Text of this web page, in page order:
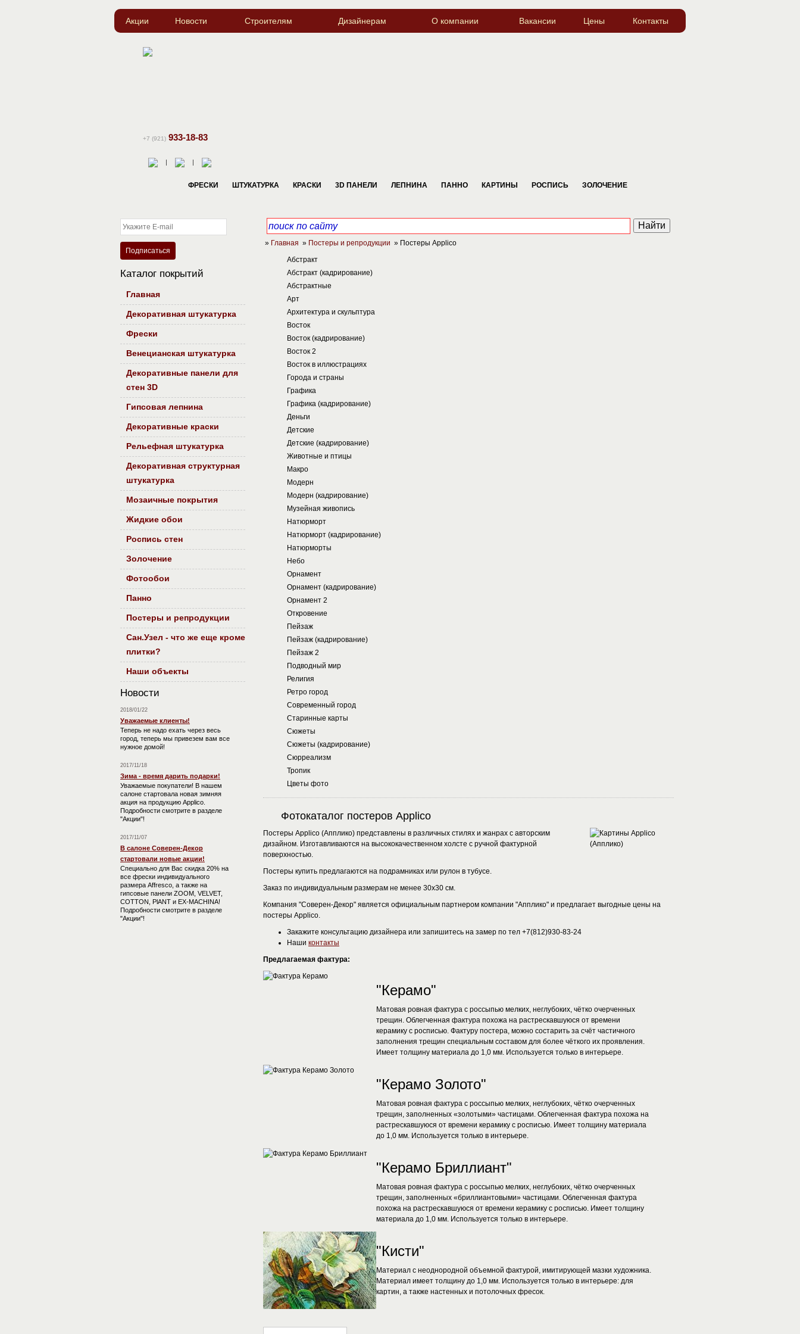
Акции Новости Строителям Дизайнерам О компании Вакансии Цены Контакты
+7 (921) 933-18-83
| |
ФРЕСКИ ШТУКАТУРКА КРАСКИ 3D ПАНЕЛИ ЛЕПНИНА ПАННО КАРТИНЫ РОСПИСЬ ЗОЛОЧЕНИЕ
Каталог покрытий
Главная
Декоративная штукатурка
Фрески
Венецианская штукатурка
Декоративные панели для
стен 3D
Гипсовая лепнина
Декоративные краски
Рельефная штукатурка
Декоративная структурная
штукатурка
Мозаичные покрытия
Жидкие обои
Роспись стен
Золочение
Фотообои
Панно
Постеры и репродукции
Сан.Узел - что же еще кроме
плитки?
Наши объекты
Новости
2018/01/22
Уважаемые клиенты!
Теперь не надо ехать через весь
город, теперь мы привезем вам все
нужное домой!
2017/11/18
Зима - время дарить подарки!
Уважаемые покупатели! В нашем
салоне стартовала новая зимняя
акция на продукцию Applico.
Подробности смотрите в разделе
"Акции"!
2017/11/07
В салоне Соверен-Декор
стартовали новые акции!
Специально для Вас скидка 20% на
все фрески индивидуального
размера Affresco, а также на
гипсовые панели ZOOM, VELVET,
COTTON, PlANT и EX-MACHINA!
Подробности смотрите в разделе
"Акции"!
» Главная » Постеры и репродукции » Постеры Applico
Абстракт
Абстракт (кадрирование)
Абстрактные
Арт
Архитектура и скульптура
Восток
Восток (кадрирование)
Восток 2
Восток в иллюстрациях
Города и страны
Графика
Графика (кадрирование)
Деньги
Детские
Детские (кадрирование)
Животные и птицы
Макро
Модерн
Модерн (кадрирование)
Музейная живопись
Натюрморт
Натюрморт (кадрирование)
Натюрморты
Небо
Орнамент
Орнамент (кадрирование)
Орнамент 2
Откровение
Пейзаж
Пейзаж (кадрирование)
Пейзаж 2
Подводный мир
Религия
Ретро город
Современный город
Старинные карты
Сюжеты
Сюжеты (кадрирование)
Сюрреализм
Тропик
Цветы фото
Фотокаталог постеров Applico
Постеры Applico (Апплико) представлены в различных стилях и жанрах с авторским
дизайном. Изготавливаются на высококачественном холсте с ручной фактурной
поверхностью.
Постеры купить предлагаются на подрамниках или рулон в тубусе.
Заказ по индивидуальным размерам не менее 30х30 см.
Компания "Соверен-Декор" является официальным партнером компании "Апплико" и предлагает выгодные цены на
постеры Applico.
Закажите консультацию дизайнера или запишитесь на замер по тел +7(812)930-83-24
Наши контакты
Предлагаемая фактура:
"Керамо"
Матовая ровная фактура с россыпью мелких, неглубоких, чётко очерченных
трещин. Облегченная фактура похожа на растрескавшуюся от времени
керамику с росписью. Фактуру постера, можно состарить за счёт частичного
заполнения трещин специальным составом для более чёткого их проявления.
Имеет толщину материала до 1,0 мм. Используется только в интерьере.
"Керамо Золото"
Матовая ровная фактура с россыпью мелких, неглубоких, чётко очерченных
трещин, заполненных «золотыми» частицами. Облегченная фактура похожа на
растрескавшуюся от времени керамику с росписью. Имеет толщину материала
до 1,0 мм. Используется только в интерьере.
"Керамо Бриллиант"
Матовая ровная фактура с россыпью мелких, неглубоких, чётко очерченных
трещин, заполненных «бриллиантовыми» частицами. Облегченная фактура
похожа на растрескавшуюся от времени керамику с росписью. Имеет толщину
материала до 1,0 мм. Используется только в интерьере.
"Кисти"
Материал с неоднородной объемной фактурой, имитирующей мазки художника.
Материал имеет толщину до 1,0 мм. Используется только в интерьере: для
картин, а также настенных и потолочных фресок.